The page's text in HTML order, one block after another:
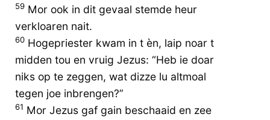
59 Mor ook in dit gevaal stemde heur
verkloaren nait.
60 Hogepriester kwam in t èn, laip noar t
midden tou en vruig Jezus: “Heb ie doar
niks op te zeggen, wat dizze lu altmoal
tegen joe inbrengen?”
61 Mor Jezus gaf gain beschaaid en zee